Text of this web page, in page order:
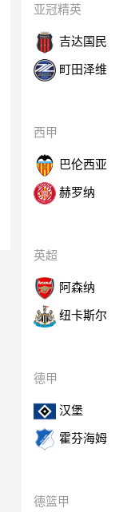
亚冠精英
吉达国民
町田泽维
西甲
巴伦西亚
赫罗纳
英超
阿森纳
纽卡斯尔
德甲
汉堡
霍芬海姆
德篮甲